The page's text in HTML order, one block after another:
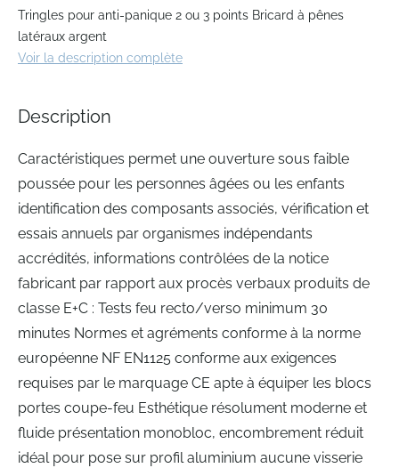
to
the
beginning
of
gallery
Tringles pour anti-panique 2 ou 3 points Bricard à pênes
latéraux argent
Voir la description complète
Description
Caractéristiques permet une ouverture sous faible
poussée pour les personnes âgées ou les enfants
identification des composants associés, vérification et
essais annuels par organismes indépendants
accrédités, informations contrôlées de la notice
fabricant par rapport aux procès verbaux produits de
classe E+C : Tests feu recto/verso minimum 30
minutes Normes et agréments conforme à la norme
européenne NF EN1125 conforme aux exigences
requises par le marquage CE apte à équiper les blocs
portes coupe-feu Esthétique résolument moderne et
fluide présentation monobloc, encombrement réduit
idéal pour pose sur profil aluminium aucune visserie